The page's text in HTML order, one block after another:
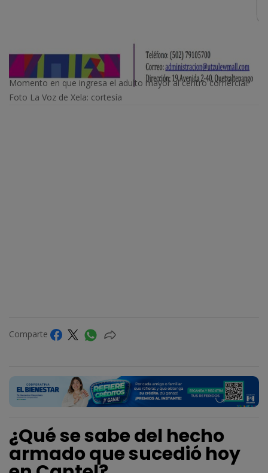
Momento en que ingresa el adulto mayor al centro comercial.
Foto La Voz de Xela: cortesía
Comparte
¿Qué se sabe del hecho
armado que sucedió hoy